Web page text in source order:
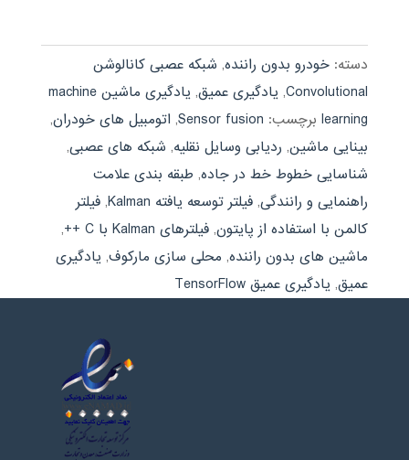
دسته: خودرو بدون راننده, شبکه عصبی کانالوشن
Convolutional
, یادگیری عمیق,
یادگیری ماشین machine
learning برچسب: Sensor fusion
, اتومبیل های خودران,
بینایی ماشین, ردیابی وسایل نقلیه, شبکه های عصبی,
شناسایی خطوط خط در جاده, طبقه بندی علامت
راهنمایی و رانندگی, فیلتر توسعه یافته Kalman , فیلتر
کالمن با استفاده از پایتون, فیلترهای Kalman با C ++
,
ماشین های بدون راننده, محلی سازی ماركوف, یادگیری
عمیق, یادگیری عمیق TensorFlow